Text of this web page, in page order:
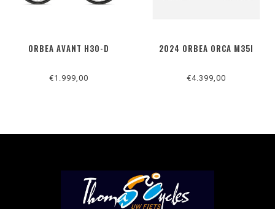
ORBEA AVANT H30-D
€1.999,00
2024 ORBEA ORCA M35I
€4.399,00